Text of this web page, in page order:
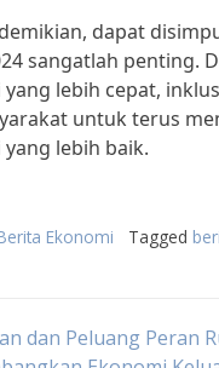
dapat
sangatlah penting.
lebih cepat,
untuk terus
lebih baik.
Ekonomi Tagged
dan Peluang Peran